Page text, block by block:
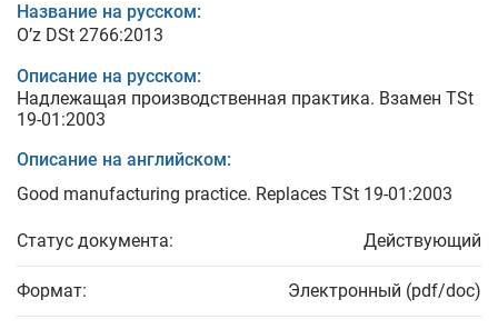
Название на русском:
O’z DSt 2766:2013
Описание на русском:
Надлежащая производственная практика. Взамен TSt
19-01:2003
Описание на английском:
Good manufacturing practice. Replaces TSt 19-01:2003
Статус документа: Действующий
Формат: Электронный (pdf/doc)